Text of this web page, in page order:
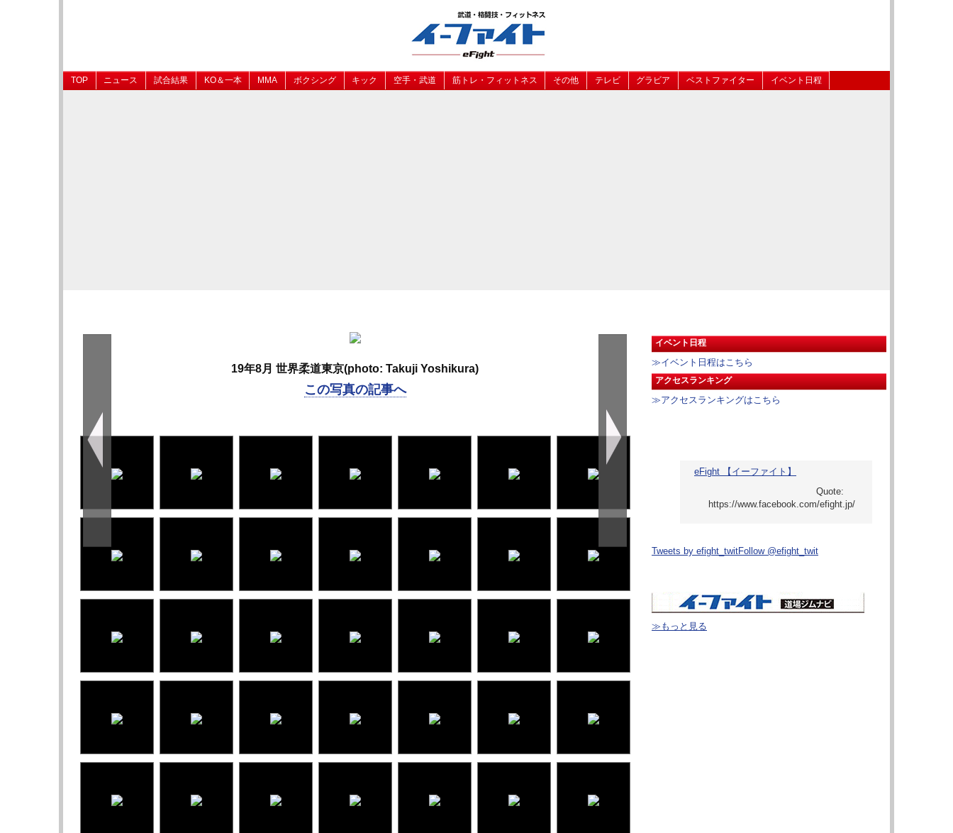
TOP ニュース 試合結果 KO＆一本 MMA ボクシング キック 空手・武道 筋トレ・フィットネス その他 テレビ グラビア ベストファイター イベント日程
19年8月 世界柔道東京(photo: Takuji Yoshikura)
この写真の記事へ
イベント日程
≫イベント日程はこちら
アクセスランキング
≫アクセスランキングはこちら
eFight 【イーファイト】
Tweets by efight_twitFollow @efight_twit
≫もっと見る